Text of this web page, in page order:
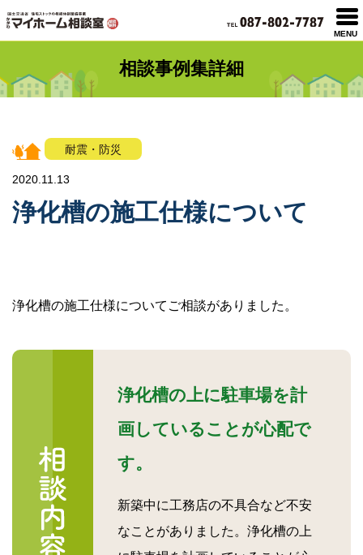
MENU
相談事例集詳細
耐震・防災
2020.11.13
浄化槽の施工仕様について
浄化槽の施工仕様についてご相談がありました。
浄化槽の上に駐車場を計
画していることが心配で
す。
新築中に工務店の不具合など不安
なことがありました。浄化槽の上